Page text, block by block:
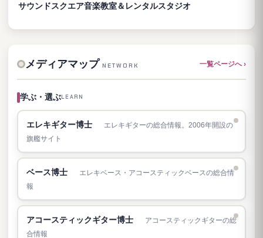
サウンドスクエア音楽教室＆レンタルスタジオ
メディアマップ NETWORK 一覧ページへ ›
学ぶ・選ぶLEARN
エレキギター博士
エレキギターの総合情報。2006年開設の
旗艦サイト
ベース博士
エレキベース・アコースティックベースの総合情
報
アコースティックギター博士
アコースティックギターの総
合情報